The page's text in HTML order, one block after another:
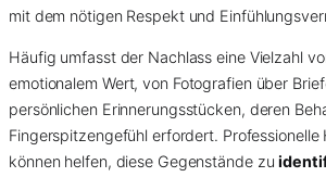
mit dem nötigen Respekt und
Häufig umfasst der Nachlass eine Vielzahl
emotionalem Wert, von Fotografien über
persönlichen Erinnerungsstücken, deren
Fingerspitzengefühl erfordert. Professionelle
können helfen, diese Gegenstände zu